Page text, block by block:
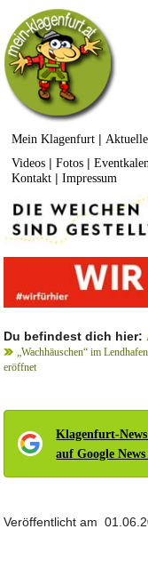
Mein Klagenfurt |
Videos |Fotos |
Kontakt |Impressum
Du befindest dich hier:
„Wachhäuschen“ im
eröffnet
Klagenfurt-
auf Google
Veröffentlicht am